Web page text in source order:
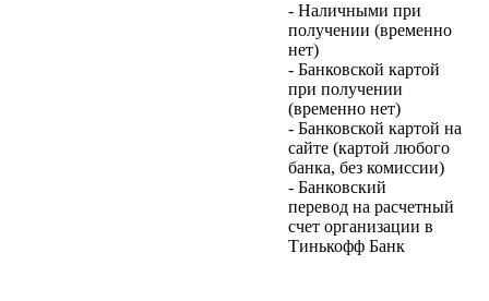
- Наличными при
получении (временно
нет)
- Банковской картой
при получении
(временно нет)
- Банковской картой на
сайте (картой любого
банка, без комиссии)
- Банковский
перевод на расчетный
счет организации в
Тинькофф Банк